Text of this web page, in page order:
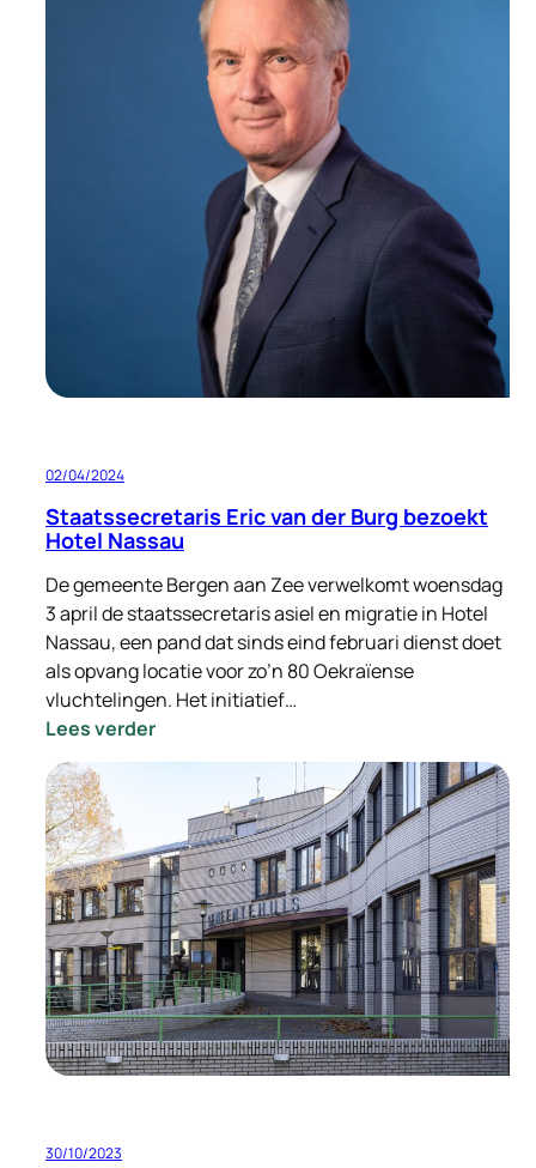
02/04/2024
Staatssecretaris Eric van der Burg bezoekt
Hotel Nassau
De gemeente Bergen aan Zee verwelkomt woensdag
3 april de staatssecretaris asiel en migratie in Hotel
Nassau, een pand dat sinds eind februari dienst doet
als opvang locatie voor zo’n 80 Oekraïense
vluchtelingen. Het initiatief…
Lees verder:
Staatssecretaris
der
Burg
bezoekt
Hotel
Nassau
30/10/2023